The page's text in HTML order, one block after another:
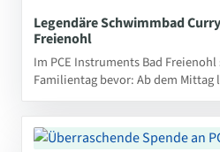
Legendäre Schwimmbad
Freienohl
Im PCE Instruments Bad
Familientag bevor: Ab dem